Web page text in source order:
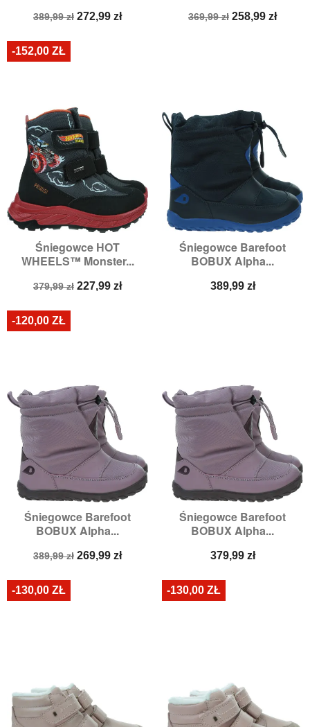
Cena
389,99 zł Cena
272,99 zł
Cena
369,99 zł Cena
258,99 zł
Śniegowce HOT
WHEELS™ Monster...
Cena
379,99 zł Cena
227,99 zł
-152,00 ZŁ
Śniegowce Barefoot
BOBUX Alpha...
Cena
389,99 zł
Śniegowce Barefoot
BOBUX Alpha...
Cena
389,99 zł Cena
269,99 zł
-120,00 ZŁ
Śniegowce Barefoot
BOBUX Alpha...
Cena
379,99 zł
-130,00 ZŁ -130,00 ZŁ